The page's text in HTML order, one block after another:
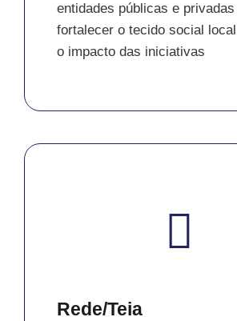
entidades públicas e
fortalecer o tecido social
o impacto das iniciativas
Rede/Teia